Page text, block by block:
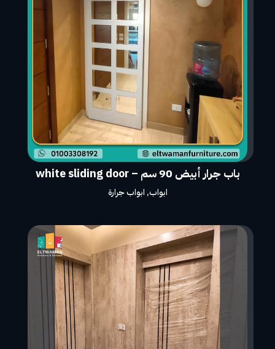
باب جرار أبيض 90 سم – white sliding door
ابواب,ابواب جرارة